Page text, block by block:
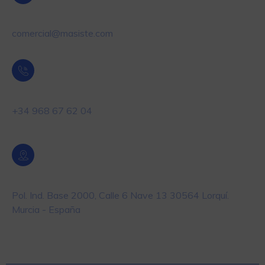
comercial@masiste.com
+34 968 67 62 04
Pol. Ind. Base 2000, Calle 6 Nave 13 30564 Lorquí.
Murcia - España